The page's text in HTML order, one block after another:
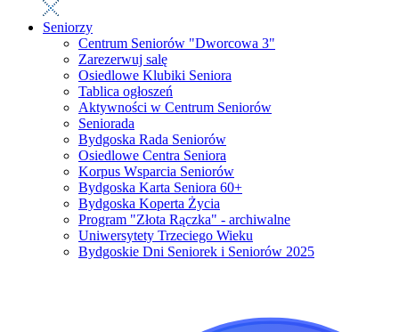
Seniorzy
Centrum Seniorów "Dworcowa 3"
Zarezerwuj salę
Osiedlowe Klubiki Seniora
Tablica ogłoszeń
Aktywności w Centrum Seniorów
Seniorada
Bydgoska Rada Seniorów
Osiedlowe Centra Seniora
Korpus Wsparcia Seniorów
Bydgoska Karta Seniora 60+
Bydgoska Koperta Życia
Program "Złota Rączka" - archiwalne
Uniwersytety Trzeciego Wieku
Bydgoskie Dni Seniorek i Seniorów 2025